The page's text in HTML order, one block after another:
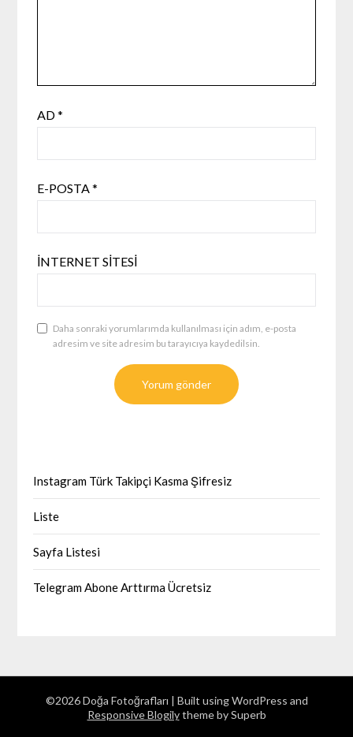
AD*
E-POSTA*
İNTERNET SITESI
Daha sonraki yorumlarımda kullanılması için adım, e-posta
adresim ve site adresim bu tarayıcıya kaydedilsin.
Instagram Türk Takipçi Kasma Şifresiz
Liste
Sayfa Listesi
Telegram Abone Arttırma Ücretsiz
©2026 Doğa Fotoğrafları | Built using WordPress and
Responsive Blogilytheme by Superb